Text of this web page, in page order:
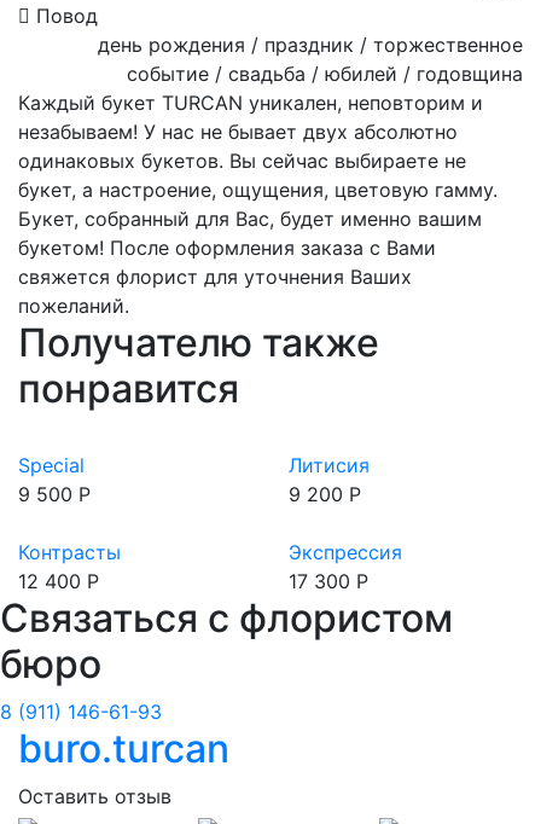
Повод
день рождения / праздник / торжественное
событие / свадьба / юбилей / годовщина
Каждый букет TURCAN уникален, неповторим и
незабываем! У нас не бывает двух абсолютно
одинаковых букетов. Вы сейчас выбираете не
букет, а настроение, ощущения, цветовую гамму.
Букет, собранный для Вас, будет именно вашим
букетом! После оформления заказа с Вами
свяжется флорист для уточнения Ваших
пожеланий.
Получателю также
понравится
Special
9 500 Р
Литисия
9 200 Р
Контрасты
12 400 Р
Экспрессия
17 300 Р
Связаться с флористом
бюро
8 (911) 146-61-93
buro.turcan
Оставить отзыв